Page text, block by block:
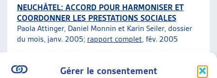
Gérer le consentement
NEUCHÂTEL: ACCORD POUR HARMONISER ET
COORDONNER LES PRESTATIONS SOCIALES
Paola Attinger, Daniel Monnin et Karin Seiler, dossier
du mois, janv. 2005; rapport complet, fév. 2005
Revenu déterminant unifié (RDU)